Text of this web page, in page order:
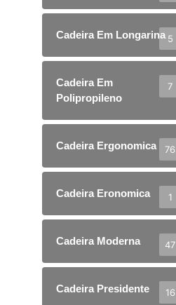
Cadeira Em Longarina 5
Cadeira Em
Polipropileno
7
Cadeira Ergonomica 76
Cadeira Eronomica 1
Cadeira Moderna 47
Cadeira Presidente 16